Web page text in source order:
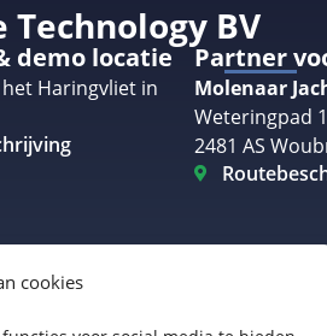
cookies
BV
demo locatie
Haringvliet in
Partner
Molenaar
Weteringpad
2481 AS